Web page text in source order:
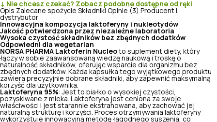
↓ Nie chcesz czekać? Zobacz podobne dostępne od ręki
Opis Zalecane spożycie Składniki Opinie (3) Producent i
dystrybutor
Innowacyjna kompozycja laktoferyny i nukleotydów
Jakość potwierdzona przez niezależne laboratoria
Wysoka czystość składników bez zbędnych dodatków
Odpowiedni dla wegetarian
NORSA PHARMA Laktoferin Nucleo to suplement diety, który
łączy w sobie zaawansowaną wiedzę naukową i troskę o
naturalność składników, oferując wsparcie dla organizmu bez
zbędnych dodatków. Każda kapsułka tego wyjątkowego produktu
zawiera precyzyjnie dobrane składniki, aby zapewnić maksymalną
korzyść dla użytkownika.
Laktoferyna 95%: Jest to białko o wysokiej czystości,
pozyskiwane z mleka. Laktoferyna jest ceniona za swoje
właściwości i jest starannie ekstrahowana, aby zachować jej
naturalną strukturę i korzyści. Proces otrzymywania laktoferyny
wykorzystuje innowacyjną metodę łagodnego suszenia, co